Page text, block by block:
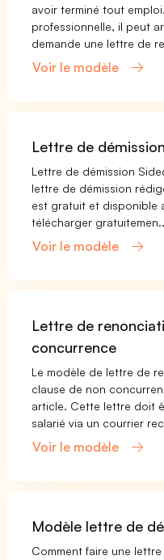
avoir terminé tout
professionnelle, il peut
demande une lettre de
Voir le modèle
Lettre de démission
Lettre de démission
lettre de démission
est gratuit et disponible
télécharger
Voir le modèle
Lettre de
concurrence
Le modèle de lettre de
clause de non
article. Cette lettre doit
salarié via un courrier
Voir le modèle
Modèle lettre de
Comment faire une